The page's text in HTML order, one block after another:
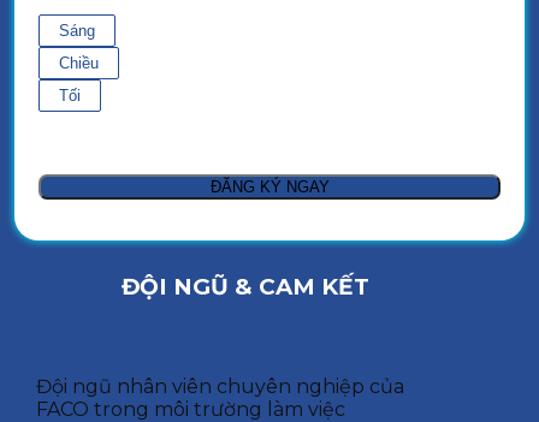
Sáng
Chiều
Tối
ĐỘI NGŨ & CAM KẾT
Đội ngũ nhân viên chuyên nghiệp của
FACO trong môi trường làm việc